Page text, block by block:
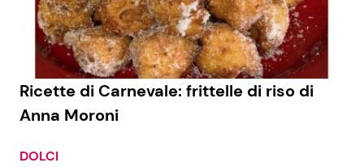
Ricette di Carnevale: frittelle di riso di
Anna Moroni
DOLCI